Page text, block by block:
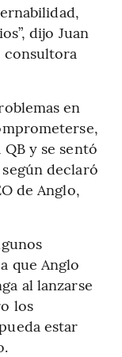
dijo Juan
consultora
en
y se sentó
declaró
de Anglo,
que Anglo
al lanzarse
los
estar